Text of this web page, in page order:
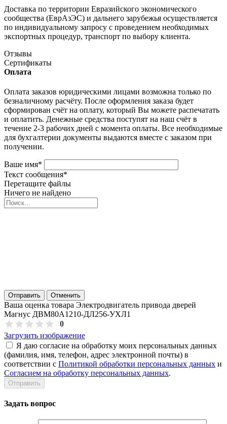
Доставка по территории Евразийского экономического
сообщества (ЕврАзЭС) и дальнего зарубежья осуществляется
по индивидуальному запросу с проведением необходимых
экспортных процедур, транспорт по выбору клиента.
Отзывы
Сертификаты
Оплата
Оплата заказов юридическими лицами возможна только по
безналичному расчёту. После оформления заказа будет
сформирован счёт на оплату, который Вы можете распечатать
и оплатить. Денежные средства поступят на наш счёт в
течение 2-3 рабочих дней с момента оплаты. Все необходимые
для бухгалтерии документы выдаются вместе с заказом при
получении.
Ваше имя*
Текст сообщения*
Перетащите файлы
Ничего не найдено
Отправить Отменить
Ваша оценка товара Электродвигатель привода дверей
Магнус ДВМ80А1210-ДЛ256-УХЛ1
0
Загрузить изображение
Я даю согласие на обработку моих персональных данных
(фамилия, имя, телефон, адрес электронной почты) в
соответствии с Политикой обработки персональных данных и
Согласием на обработку персональных данных.
Задать вопрос